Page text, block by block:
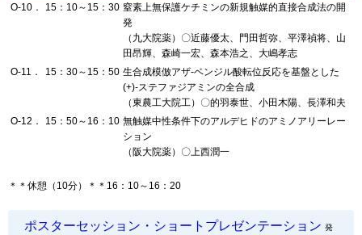
O-10．
15：10～15：30 窒素上無保護ケチミンの新規触媒的直接合成法の開
発
（九大院薬）〇近藤優太、門田哲弥、平澤禎将、山
田昂輝、森崎一宏、森本浩之、大嶋孝志
O-11．
15：30～15：50 生合成模倣アザ-ベンジル酸転位反応を基盤とした
(+)-ステファジアミンの全合成
（東農工大院工）〇的羽泰世、小田木陽、長澤和夫
O-12．
15：50～16：10 無触媒中性条件下のアルデヒドのアミノアリーレー
ション
（阪大院薬）〇上西潤一
＊＊休憩（10分）＊＊16：10～16：20
ポスターセッション・ショートプレゼンテーション 発